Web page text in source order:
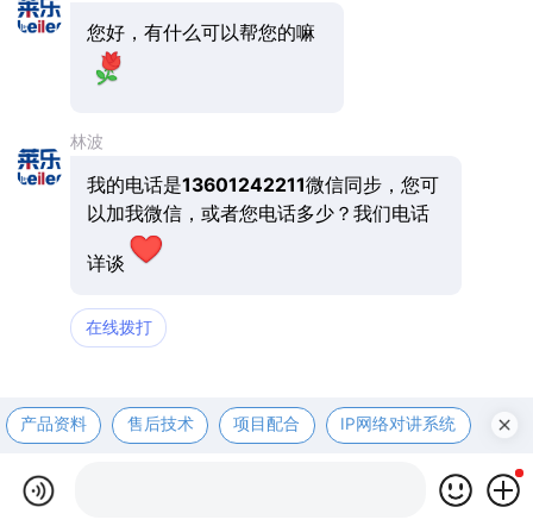
您好，有什么可以帮您的嘛
林波
我的电话是13601242211微信同步，您可
以加我微信，或者您电话多少？我们电话
详谈
在线拨打
产品资料 售后技术 项目配合 IP网络对讲系统 医